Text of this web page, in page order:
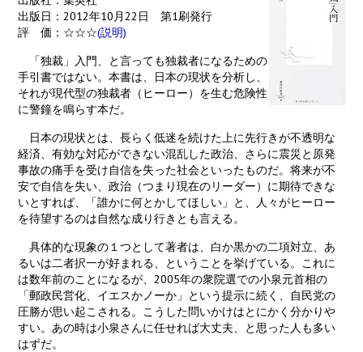
出版日：2012年10月22日 第1刷発行
評 価：☆☆☆(説明)
「独裁」入門、と言っても独裁者になるための
手引書ではない。本書は、日本の現状を分析し、
それが現代型の独裁者（ヒーロー）を生む危険性
に警鐘を鳴らす本だ。
日本の現状とは、長らく低迷を続けた上に先行きが不透明な
経済、有効な対応ができない混乱した政治、さらに震災と原発
事故の痛手を受け自信を失った社会といったものだ。将来が不
安で自信を失い、政治（つまり現在のリーダー）に期待できな
いとすれば、「誰かに何とかしてほしい」と、人々がヒーロー
を待望するのは自然な成り行きとも言える。
具体的な現象の１つとして著者は、白か黒かの二項対立、あ
るいは二者択一が好まれる、ということを挙げている。これに
は数年前のことになるが、2005年の衆院選での小泉元首相の
「郵政民営化、イエスかノーか」という提示に続く、自民党の
圧勝が思い起こされる。こうした問いかけはとにかく分かりや
すい。あの時は小泉さんに任せれば大丈夫、と思った人も多い
はずだ。